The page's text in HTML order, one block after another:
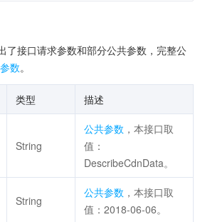
了接口请求参数和部分公共参数，完整公
数。
类型 描述
String
公共参数 ，本接口取
值：
DescribeCdnData。
String
公共参数 ，本接口取
值：2018-06-06。